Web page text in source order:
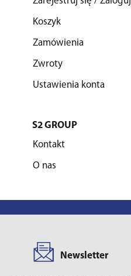
Koszyk
Zamówienia
Zwroty
Ustawienia konta
S2 GROUP
Kontakt
O nas
Newsletter